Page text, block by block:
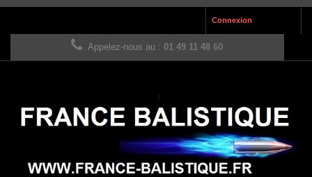
Connexion
Appelez-nous au : 01 49 11 48 60